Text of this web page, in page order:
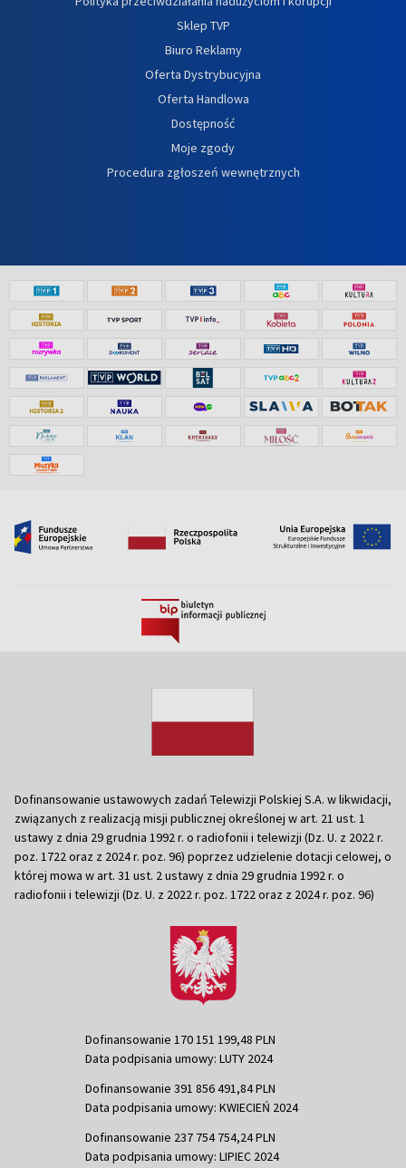
Sklep TVP
Biuro Reklamy
Oferta Dystrybucyjna
Oferta Handlowa
Dostępność
Moje zgody
Procedura zgłoszeń wewnętrznych
Dofinansowanie ustawowych zadań Telewizji Polskiej S.A. w likwidacji,
związanych z realizacją misji publicznej określonej w art. 21 ust. 1
ustawy z dnia 29 grudnia 1992 r. o radiofonii i telewizji (Dz. U. z 2022 r.
poz. 1722 oraz z 2024 r. poz. 96) poprzez udzielenie dotacji celowej, o
której mowa w art. 31 ust. 2 ustawy z dnia 29 grudnia 1992 r. o
radiofonii i telewizji (Dz. U. z 2022 r. poz. 1722 oraz z 2024 r. poz. 96)
Dofinansowanie 170 151 199,48 PLN
Data podpisania umowy: LUTY 2024
Dofinansowanie 391 856 491,84 PLN
Data podpisania umowy: KWIECIEŃ 2024
Dofinansowanie 237 754 754,24 PLN
Data podpisania umowy: LIPIEC 2024